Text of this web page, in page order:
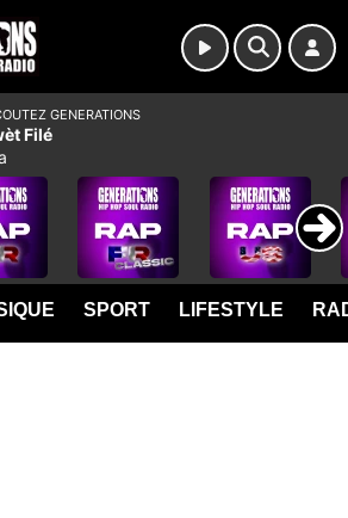
SPORT LIFESTYLE
GENERATIONS
Filé